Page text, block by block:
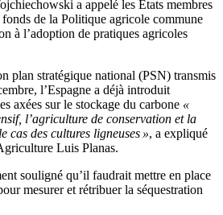
a appelé les États membres
fonds de la Politique agricole commune
à l’adoption de pratiques agricoles
plan stratégique national (PSN) transmis
l’Espagne a déjà introduit
axées sur le stockage du carbone «
l’agriculture de conservation et la
cas des cultures ligneuses », a expliqué
Luis Planas.
souligné qu’il faudrait mettre en place
mesurer et rétribuer la séquestration